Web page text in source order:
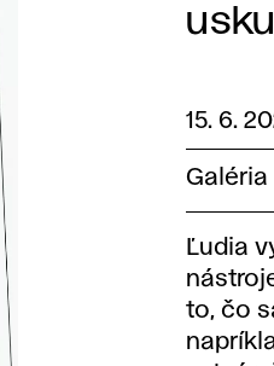
15. 6.
Galéria
Ľudia
to, čo